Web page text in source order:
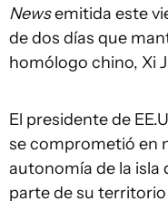
Newsemitida este
de dos días que
homólogo chino, Xi
El presidente de
se comprometió en
autonomía de la isla
parte de su